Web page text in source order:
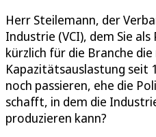
Herr Steilemann, der
Industrie (VCI), dem Sie
kürzlich für die Branche
Kapazitätsauslastung seit
noch passieren, ehe die
schafft, in dem die
produzieren kann?